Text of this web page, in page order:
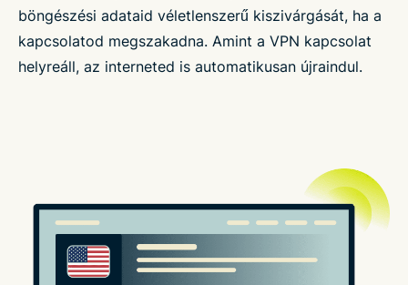
böngészési adataid véletlenszerű kiszivárgását, ha a
kapcsolatod megszakadna. Amint a VPN kapcsolat
helyreáll, az interneted is automatikusan újraindul.